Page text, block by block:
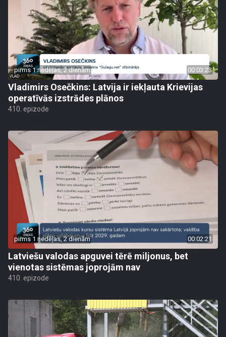
pirms 1 nedēļas, 2 dienām 00:03:23
Vladimirs Osečkins: Latvija ir iekļauta Krievijas
operatīvās izstrādes plānos
410. epizode
pirms 1 nedēļas, 2 dienām 00:02:21
Latviešu valodas apguvei tērē miljonus, bet
vienotas sistēmas joprojām nav
410. epizode